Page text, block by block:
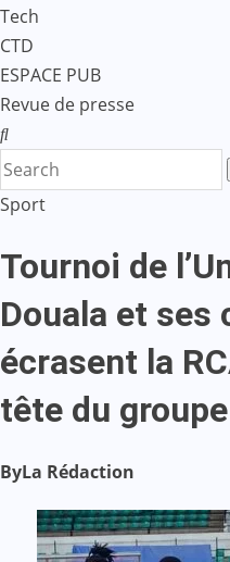
Tech
CTD
ESPACE PUB
Revue de presse
Sport
Tournoi de
Douala et ses
écrasent la
tête du
ByLa Rédaction